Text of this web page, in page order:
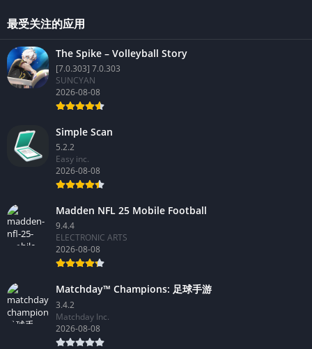
最受关注的应用
The Spike – Volleyball Story
[7.0.303] 7.0.303
SUNCYAN
2026-08-08
Simple Scan
5.2.2
Easy inc.
2026-08-08
Madden NFL 25 Mobile Football
9.4.4
ELECTRONIC ARTS
2026-08-08
Matchday™ Champions: 足球手游
3.4.2
Matchday Inc.
2026-08-08